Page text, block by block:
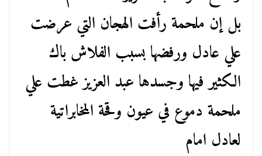
بل إن ملحمة رأفت الهجان التي عرضت
علي عادل ورفضها بسبب الفلاش باك
الكثير فيها وجسدها عبد العزيز غطت علي
ملحمة دموع في عيون وقحة المخابراتية
لعادل امام